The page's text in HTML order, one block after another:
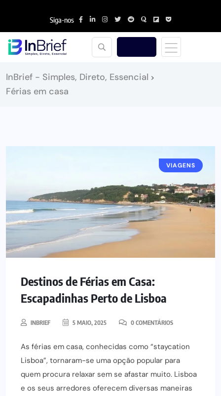
Siga-nos
InBrief - Simples, Direto, Essencial >
Férias em casa
VIAGENS
Destinos de Férias em Casa:
Escapadinhas Perto de Lisboa
INBRIEF 5 MAIO, 2025 0 COMENTÁRIOS
As férias em casa, conhecidas como “staycation
Lisboa”, tornaram-se uma opção popular para
quem procura relaxar sem se afastar muito. Lisboa
e os seus arredores oferecem diversas maneiras